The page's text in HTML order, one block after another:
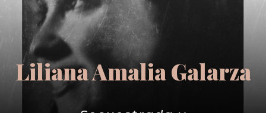
Liliana Amalia Galarza